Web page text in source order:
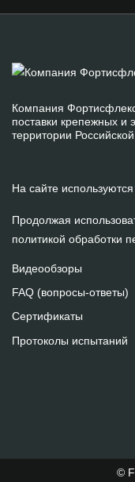
Компания
поставки крепежных и
территории
На сайте
Продолжая
политикой обработки
Видеообзоры
FAQ (вопросы-ответы)
Сертификаты
Протоколы испытаний
©